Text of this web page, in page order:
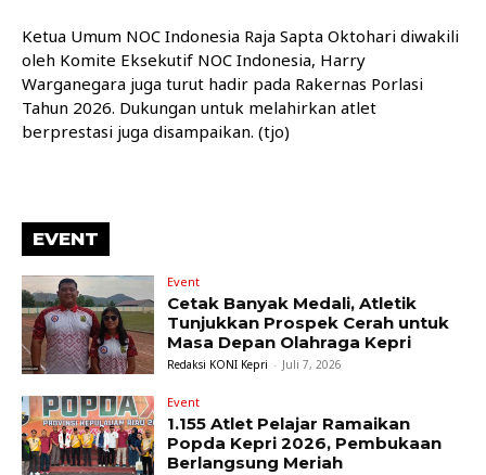
Ketua Umum NOC Indonesia Raja Sapta Oktohari diwakili
oleh Komite Eksekutif NOC Indonesia, Harry
Warganegara juga turut hadir pada Rakernas Porlasi
Tahun 2026. Dukungan untuk melahirkan atlet
berprestasi juga disampaikan. (tjo)
EVENT
Event
Cetak Banyak Medali, Atletik
Tunjukkan Prospek Cerah untuk
Masa Depan Olahraga Kepri
Redaksi KONI Kepri - Juli 7, 2026
Event
1.155 Atlet Pelajar Ramaikan
Popda Kepri 2026, Pembukaan
Berlangsung Meriah